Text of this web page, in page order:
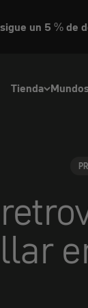
un 5 % de
Tienda